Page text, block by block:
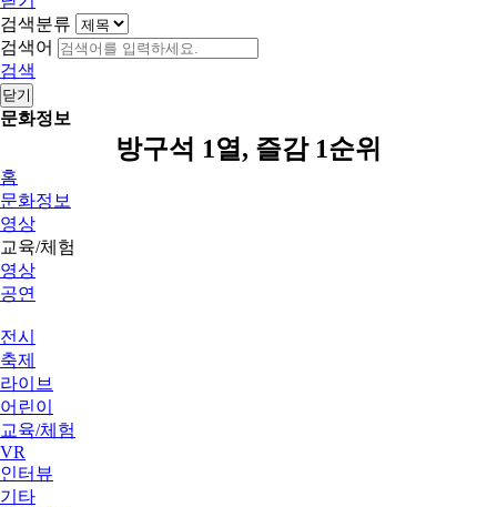
검색분류
검색어
검색
닫기
문화정보
방구석 1열, 즐감 1순위
홈
문화정보
영상
교육/체험
영상
공연
전시
축제
라이브
어린이
교육/체험
VR
인터뷰
기타